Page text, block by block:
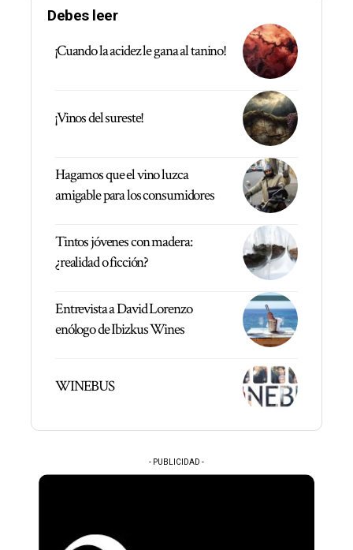
Debes leer
¡Cuando la acidez le gana al tanino!
¡Vinos del sureste!
Hagamos que el vino luzca
amigable para los consumidores
Tintos jóvenes con madera:
¿realidad o ficción?
Entrevista a David Lorenzo
enólogo de Ibizkus Wines
WINEBUS
- PUBLICIDAD -